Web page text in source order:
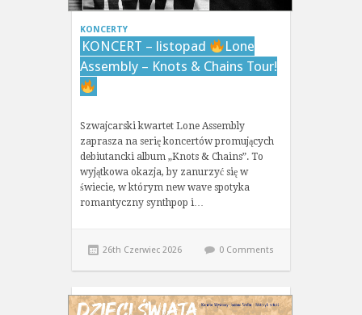
KONCERTY
KONCERT – listopad
Lone
Assembly – Knots & Chains Tour!
Szwajcarski kwartet Lone Assembly
zaprasza na serię koncertów promujących
debiutancki album „Knots & Chains”. To
wyjątkowa okazja, by zanurzyć się w
świecie, w którym new wave spotyka
romantyczny synthpop i…
26th Czerwiec 2026 0 Comments